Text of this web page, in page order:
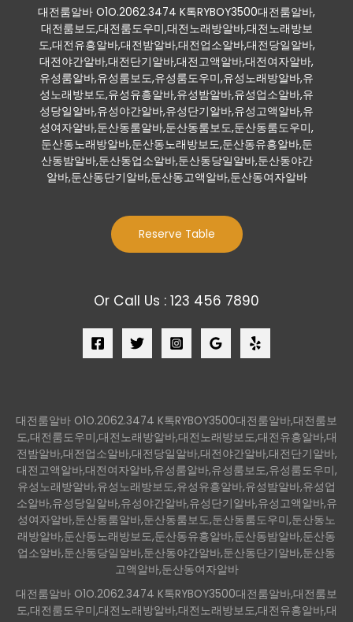
대전룸알바 O1O.2062.3474 K톡RYBOY3500대전룸알바,
대전룸보도,대전룸도우미,대전노래방알바,대전노래방보
도,대전유흥알바,대전밤알바,대전업소알바,대전당일알바,
대전야간알바,대전단기알바,대전고액알바,대전여자알바,
유성룸알바,유성룸보도,유성룸도우미,유성노래방알바,유
성노래방보도,유성유흥알바,유성밤알바,유성업소알바,유
성당일알바,유성야간알바,유성단기알바,유성고액알바,유
성여자알바,둔산동룸알바,둔산동룸보도,둔산동룸도우미,
둔산동노래방알바,둔산동노래방보도,둔산동유흥알바,둔
산동밤알바,둔산동업소알바,둔산동당일알바,둔산동야간
알바,둔산동단기알바,둔산동고액알바,둔산동여자알바
Reserve Table
Or Call Us : 123 456 7890
대전룸알바 O1O.2062.3474 K톡RYBOY3500대전룸알바,대전룸보
도,대전룸도우미,대전노래방알바,대전노래방보도,대전유흥알바,대
전밤알바,대전업소알바,대전당일알바,대전야간알바,대전단기알바,
대전고액알바,대전여자알바,유성룸알바,유성룸보도,유성룸도우미,
유성노래방알바,유성노래방보도,유성유흥알바,유성밤알바,유성업
소알바,유성당일알바,유성야간알바,유성단기알바,유성고액알바,유
성여자알바,둔산동룸알바,둔산동룸보도,둔산동룸도우미,둔산동노
래방알바,둔산동노래방보도,둔산동유흥알바,둔산동밤알바,둔산동
업소알바,둔산동당일알바,둔산동야간알바,둔산동단기알바,둔산동
고액알바,둔산동여자알바
대전룸알바 O1O.2062.3474 K톡RYBOY3500대전룸알바,대전룸보
도,대전룸도우미,대전노래방알바,대전노래방보도,대전유흥알바,대